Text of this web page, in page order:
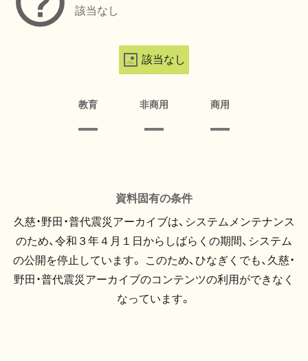
該当なし
該当なし
教育 非商用 商用
資料固有の条件
久慈・野田・普代震災アーカイブは、システムメンテナンス
のため、令和３年４月１日からしばらくの期間、システム
の公開を停止しています。 このため、ひなぎくでも、久慈・
野田・普代震災アーカイブのコンテンツの利用ができなく
なっています。